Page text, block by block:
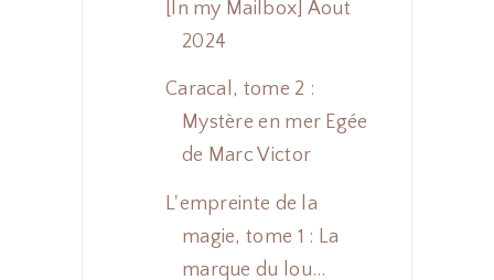
[In my Mailbox] Aout
2024
Caracal, tome 2 :
Mystère en mer Egée
de Marc Victor
L'empreinte de la
magie, tome 1 : La
marque du lou...